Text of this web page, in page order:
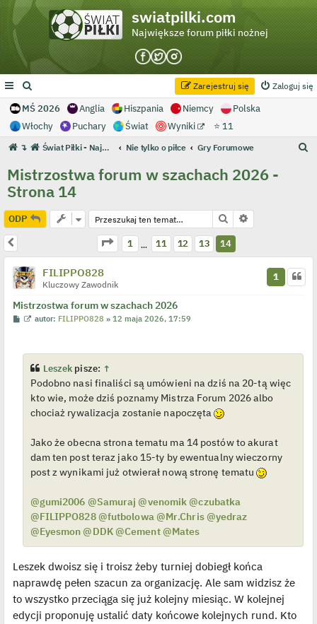
swiatpilki.com
Największe forum piłki nożnej
Zaloguj się
Zarejestruj się
MŚ 2026 Anglia Hiszpania Niemcy
Polska
Włochy
Puchary Świat Wyniki ⭐ 11
↴ Świat Piłki - Największe forum piłki nożnej Nie tylko o piłce Gry Forumowe
Mistrzostwa forum w szachach 2026 -
Strona 14
ODP Szukaj
Strona
z14
1 … 11 12 13 14
FILIPPO828
Kluczowy Zawodnik
Mistrzostwa forum w szachach 2026
1
P
W
i
e
t
l
o
j
e
y
n
c
y
s
t
autor: FILIPPO828 »12 maja 2026, 17:59
Leszek pisze: ↑
Podobno nasi finaliści są umówieni na dziś na 20-tą więc
kto wie, może dziś poznamy Mistrza Forum 2026 albo
chociaż rywalizacja zostanie napoczęta
Jako że obecna strona tematu ma 14 postów to akurat
dam ten post teraz jako 15-ty by ewentualny wieczorny
post z wynikami już otwierał nową stronę tematu
@gumi2006 @Samuraj @venomik @czubatka
@FILIPPO828 @futbolowa @Mr.Chris @yedraz
@Eyesmon @DDK @Cement @Mates
Leszek dwoisz się i troisz żeby turniej dobiegł końca
naprawdę pełen szacun za organizację. Ale sam widzisz że
to wszystko przeciąga się już kolejny miesiąc. W kolejnej
edycji proponuję ustalić daty końcowe kolejnych rund. Kto